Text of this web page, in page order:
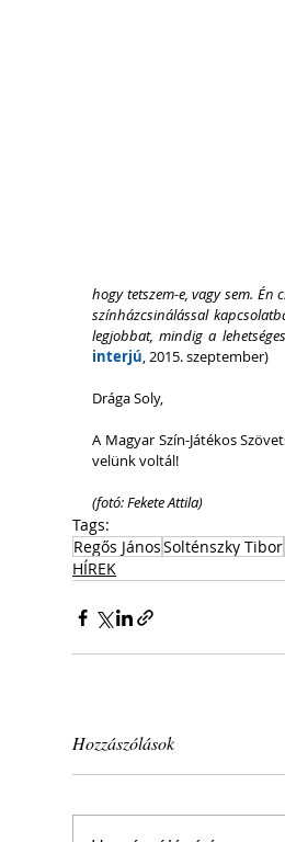
hogy tetszem-e, vagy sem.
színházcsinálással
legjobbat, mindig a
interjú, 2015. szeptember)
Drága Soly,
A Magyar Szín-Játékos
velünk voltál!
(fotó: Fekete Attila)
Tags:
Regős JánosSolténszky Tibor
HÍREK
Hozzászólások